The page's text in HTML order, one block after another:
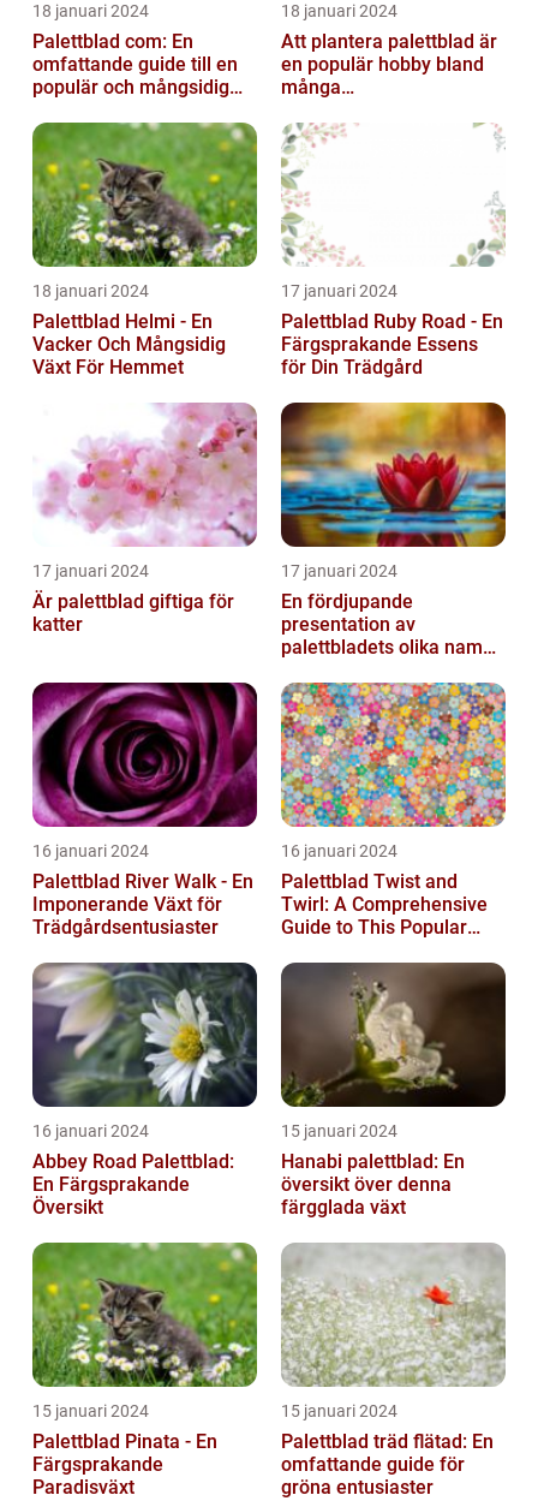
18 januari 2024
Palettblad com: En
omfattande guide till en
populär och mångsidig
18 januari 2024
Att plantera palettblad är
en populär hobby bland
många
kan bidra till att ...
18 januari 2024
Palettblad Helmi - En
Vacker Och Mångsidig
Växt För Hemmet
17 januari 2024
Palettblad Ruby Road - En
Färgsprakande Essens
för Din Trädgård
17 januari 2024
Är palettblad giftiga för
katter
17 januari 2024
En fördjupande
presentation av
palettbladets olika namn
16 januari 2024
Palettblad River Walk - En
Imponerande Växt för
Trädgårdsentusiaster
16 januari 2024
Palettblad Twist and
Twirl: A Comprehensive
Guide to This Popular
16 januari 2024
Abbey Road Palettblad:
En Färgsprakande
Översikt
15 januari 2024
Hanabi palettblad: En
översikt över denna
färgglada växt
15 januari 2024
Palettblad Pinata - En
Färgsprakande
Paradisväxt
15 januari 2024
Palettblad träd flätad: En
omfattande guide för
gröna entusiaster